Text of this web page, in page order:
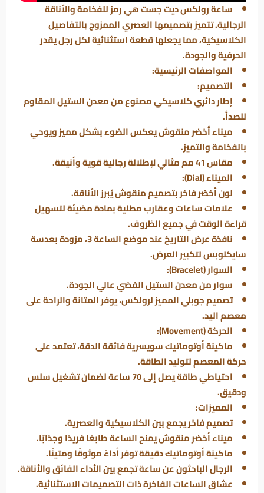
ساعةرولكس ديت جستهي رمز للفخامة والأناقة
الرجالية. تتميز بتصميمها العصري الممزوج بالتفاصيل
الكلاسيكية، مما يجعلها قطعة استثنائية لكل رجل يقدر
الحرفية والجودة.
المواصفات الرئيسية:
التصميم:
إطار دائري كلاسيكي مصنوع من معدن الستيل المقاوم
للصدأ.
ميناء أخضر منقوش يعكس الضوء بشكل مميز ويوحي
بالفخامة والتميز.
مقاس 41 مم مثالي لإطلالة رجالية قوية وأنيقة.
الميناء (Dial):
لون أخضر فاخر بتصميم منقوش يُبرز الأناقة.
علامات ساعات وعقارب مطلية بمادة مضيئة لتسهيل
قراءة الوقت في جميع الظروف.
نافذة عرض التاريخ عند موضع الساعة 3، مزودة بعدسة
سايكلوبس لتكبير العرض.
السوار (Bracelet):
سوار من معدن الستيل الفضي عالي الجودة.
تصميم جوبلي المميز لرولكس، يوفر المتانة والراحة على
معصم اليد.
الحركة (Movement):
ماكينة أوتوماتيك سويسرية فائقة الدقة، تعتمد على
حركة المعصم لتوليد الطاقة.
احتياطي طاقة يصل إلى 70 ساعة لضمان تشغيل سلس
ودقيق.
المميزات:
تصميم فاخر يجمع بين الكلاسيكية والعصرية.
ميناء أخضر منقوش يمنح الساعة طابعًا فريدًا وجذابًا.
ماكينة أوتوماتيك دقيقة توفر أداءً موثوقًا ومتينًا.
الرجال الباحثون عن ساعة تجمع بين الأداء الفائق والأناقة.
عشاق الساعات الفاخرة ذات التصميمات الاستثنائية.